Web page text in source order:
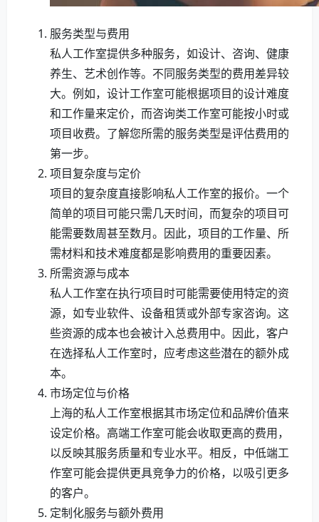
服务类型与费用
私人工作室提供多种服务，如设计、咨询、健康
养生、艺术创作等。不同服务类型的费用差异较
大。例如，设计工作室可能根据项目的设计难度
和工作量来定价，而咨询类工作室可能按小时或
项目收费。了解您所需的服务类型是评估费用的
第一步。
项目复杂度与定价
项目的复杂度直接影响私人工作室的报价。一个
简单的项目可能只需几天时间，而复杂的项目可
能需要数周甚至数月。因此，项目的工作量、所
需材料和技术难度都是影响费用的重要因素。
所需资源与成本
私人工作室在执行项目时可能需要使用特定的资
源，如专业软件、设备租赁或外部专家咨询。这
些资源的成本也会被计入总费用中。因此，客户
在选择私人工作室时，应考虑这些潜在的额外成
本。
市场定位与价格
上海的私人工作室根据其市场定位和品牌价值来
设定价格。高端工作室可能会收取更高的费用，
以反映其服务质量和专业水平。相反，中低端工
作室可能会提供更具竞争力的价格，以吸引更多
的客户。
定制化服务与额外费用